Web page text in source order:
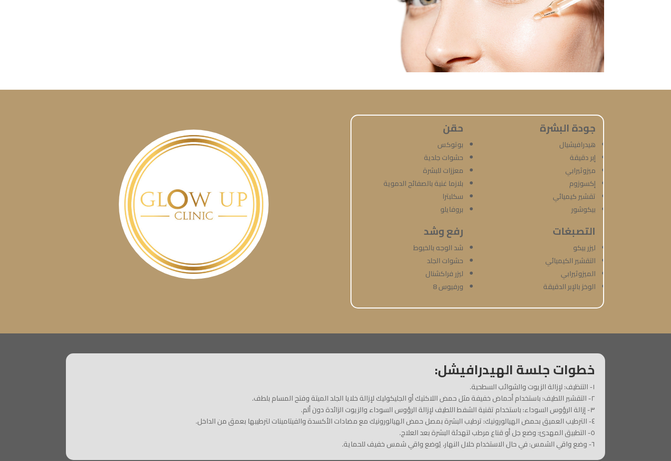
حقن
بوتوكس
حشوات جلدية
معززات للبشرة
بلازما غنية بالصفائح الدموية
سكلبترا
بروفايلو
رفع وشد
شد الوجه بالخيوط
حشوات الجلد
ليزر فراكشنال
ورفيوس 8
جودة البشرة
هيدرافيشيال
إبر دقيقة
ميزوثيرابي
إكسوزوم
تقشير كيميائي
بيكوشور
التصبغات
ليزر بيكو
التقشير الكيميائي
الميزوثيرابي
الوخز بالإبر الدقيقة
خطوات جلسة الهيدرافيشل:
١- التنظيف: لإزالة الزيوت والشوائب السطحية.
٢- التقشير اللطيف: باستخدام أحماض خفيفة مثل حمض اللاكتيك أو الجليكوليك لإزالة خلايا الجلد الميتة وفتح المسام بلطف.
٣- إزالة الرؤوس السوداء: باستخدام تقنية الشفط اللطيف لإزالة الرؤوس السوداء والزيوت الزائدة دون ألم.
٤- الترطيب العميق بحمض الهيالورونيك: ترطيب البشرة بمصل حمض الهيالورونيك مع مضادات الأكسدة والفيتامينات لترطيبها بعمق من الداخل.
٥- التطبيق المهدئ: وضع جل أو قناع مرطب لتهدئة البشرة بعد العلاج.
٦- وضع واقي الشمس: في حال الاستخدام خلال النهار، يُوضع واقي شمس خفيف للحماية.